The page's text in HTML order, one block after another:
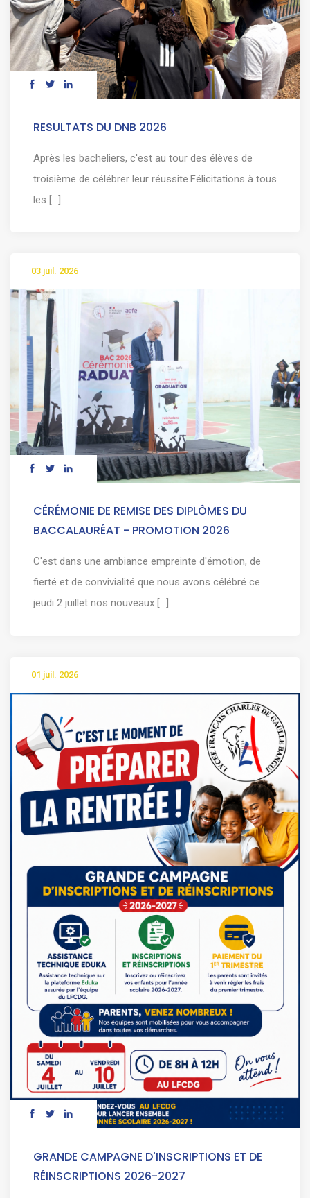
RESULTATS DU DNB 2026
Après les bacheliers, c'est au tour des élèves de
troisième de célébrer leur réussite.Félicitations à tous
les [...]
03 juil. 2026
CÉRÉMONIE DE REMISE DES DIPLÔMES DU
BACCALAURÉAT - PROMOTION 2026
C'est dans une ambiance empreinte d'émotion, de
fierté et de convivialité que nous avons célébré ce
jeudi 2 juillet nos nouveaux [...]
01 juil. 2026
GRANDE CAMPAGNE D'INSCRIPTIONS ET DE
RÉINSCRIPTIONS 2026-2027